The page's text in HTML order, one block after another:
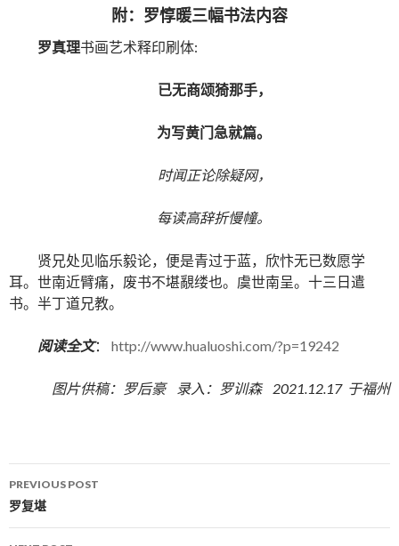
附：罗惇暖三幅书法内容
罗真理书画艺术释印刷体:
已无商颂猗那手，
为写黄门急就篇。
时闻正论除疑网，
每读高辞折慢幢。
贤兄处见临乐毅论，便是青过于蓝，欣忭无已数愿学
耳。世南近臂痛，废书不堪覶缕也。虞世南呈。十三日遣
书。半丁道兄教。
阅读全文： http://www.hualuoshi.com/?p=19242
图片供稿：罗后豪 录入：罗训森 2021.12.17 于福州
Post navigation
PREVIOUS POST
罗复堪